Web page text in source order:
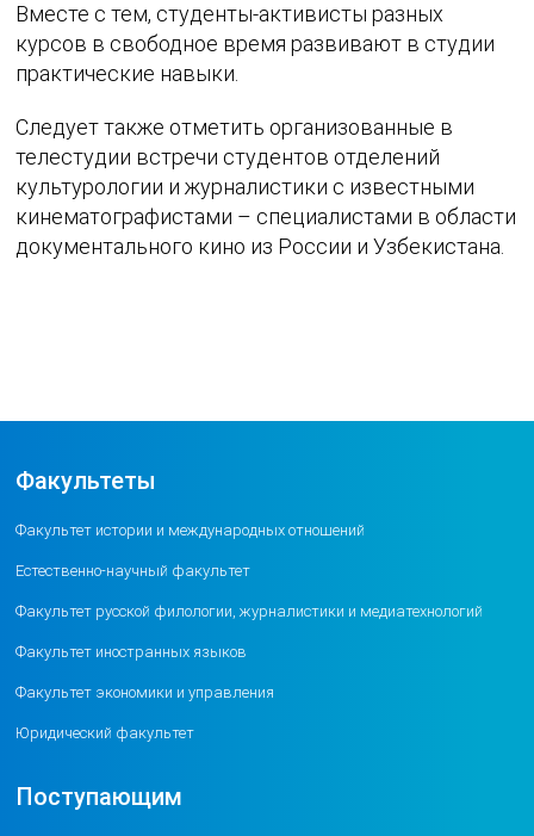
Вместе с тем, студенты-активисты разных
курсов в свободное время развивают в студии
практические навыки.
Следует также отметить организованные в
телестудии встречи студентов отделений
культурологии и журналистики с известными
кинематографистами – специалистами в области
документального кино из России и Узбекистана.
Факультеты
Факультет истории и международных отношений
Естественно-научный факультет
Факультет русской филологии, журналистики и медиатехнологий
Факультет иностранных языков
Факультет экономики и управления
Юридический факультет
Поступающим